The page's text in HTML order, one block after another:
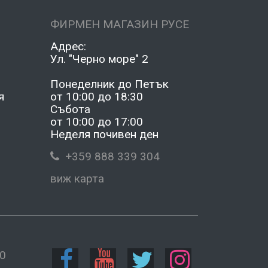
ФИРМЕН МАГАЗИН РУСЕ
Адрес:
Ул. "Черно море" 2
Понеделник до Петък
от 10:00 до 18:30
Събота
от 10:00 до 17:00
Неделя почивен ден
+359 888 339 304
виж карта